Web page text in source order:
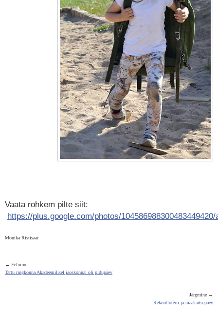
Vaata rohkem pilte siit:
https://plus.google.com/photos/
Monika Ristisaar
← Eelmine
Tartu ringkonna Akadeemilisel jaoskonnal oli pidupäev
Järgmine →
Rekordloterii ja maakaitsepäev